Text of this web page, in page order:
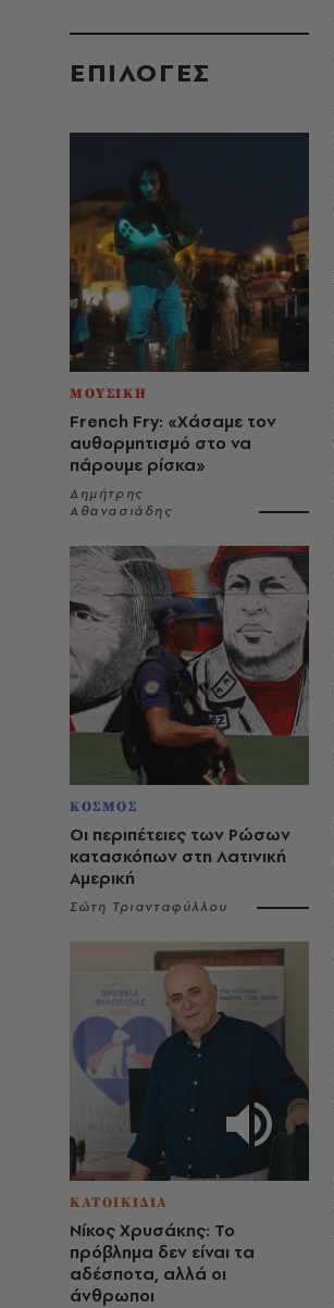
EΠΙΛΟΓΈΣ
ΜΟΥΣΙΚΗ
French Fry: «Χάσαμε τον
αυθορμητισμό στο να
πάρουμε ρίσκα»
Δημήτρης
Αθανασιάδης
ΚΟΣΜΟΣ
Οι περιπέτειες των Ρώσων
κατασκόπων στη Λατινική
Αμερική
Σώτη Τριανταφύλλου
ΚΑΤΟΙΚΙΔΙΑ
Νίκος Χρυσάκης: Το
πρόβλημα δεν είναι τα
αδέσποτα, αλλά οι
άνθρωποι